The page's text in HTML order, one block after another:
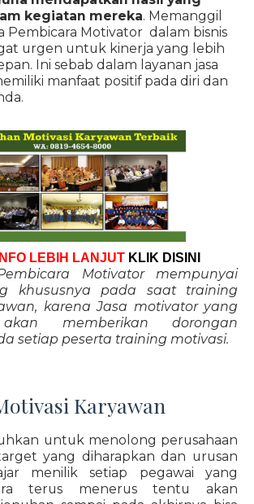
kegiatan mereka. Memanggil
Pembicara Motivator dalam bisnis
urgen untuk kinerja yang lebih
Ini sebab dalam layanan jasa
manfaat positif pada diri dan
LEBIH LANJUT KLIK DISINI
Motivator mempunyai
khususnya pada saat training
karena Jasa motivator yang
memberikan dorongan
setiap peserta training motivasi.
Karyawan
untuk menolong perusahaan
yang diharapkan dan urusan
menilik setiap pegawai yang
terus menerus tentu akan